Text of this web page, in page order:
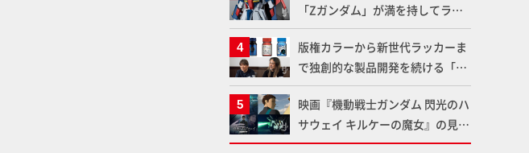
「大鉄人17」＆「ワンエイト」セ
ット情報もお届け！【超合金の
魂】
「Zガンダム」が満を持してライ
ンナップ！ウェイブライダーへの
変形、劇中どおりのプロポーショ
ンを再現【機動戦士Zガンダム】
版権カラーから新世代ラッカーま
で独創的な製品開発を続ける「ガ
イアノーツ」に塗料開発の裏側と
ラッカー塗料の未来についてイン
タビュー！
映画『機動戦士ガンダム 閃光のハ
サウェイ キルケーの魔女』の見放
題配信が8月31日（月）よりスタ